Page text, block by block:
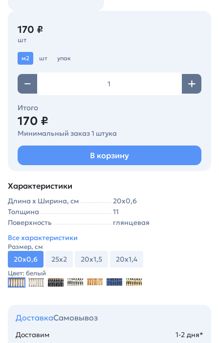
170 ₽
шт
м2 шт упак
Итого
170 ₽
Минимальный заказ 1 штука
В корзину
Характеристики
Длина х Ширина, см
20х0,6
Толщина
11
Поверхность
глянцевая
Все характеристики
Размер, см
20х0,6 25х2 20х1,5 20х1,4
Цвет: белый
ДоставкаСамовывоз
Доставим
1-2 дня*